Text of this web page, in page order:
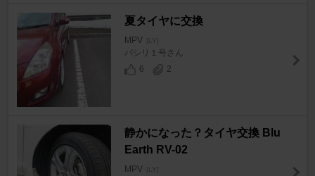
夏タイヤに交換
MPV [LY]
パシリ１号さん
6
2
静かになった？タイヤ交換 Blu
Earth RV-02
MPV [LY]